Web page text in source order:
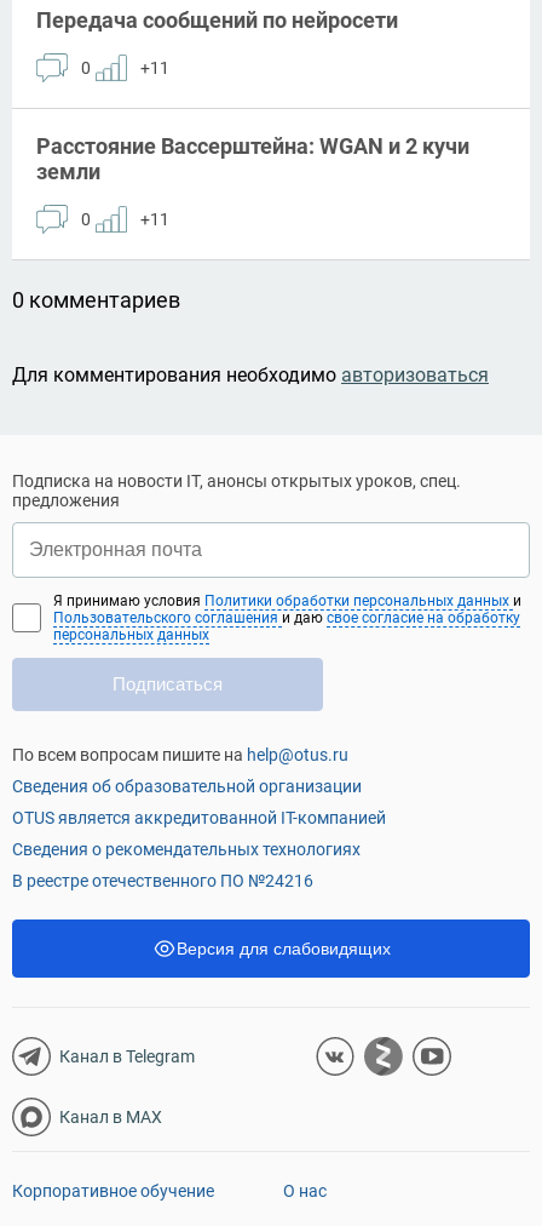
Передача сообщений по нейросети
0 +11
Расстояние Вассерштейна: WGAN и 2 кучи
земли
0 +11
0 комментариев
Для комментирования необходимо авторизоваться
Подписка на новости IT, анонсы открытых уроков, спец.
предложения
Подписаться
Я принимаю условия Политики обработки персональных данных и
Пользовательского соглашения и даю свое согласие на обработку
персональных данных
По всем вопросам пишите на help@otus.ru
Сведения об образовательной организации
OTUS является аккредитованной IT-компанией
Сведения о рекомендательных технологиях
В реестре отечественного ПО №24216
Версия для слабовидящих
Канал в Telegram
Канал в MAX
Корпоративное обучение О нас